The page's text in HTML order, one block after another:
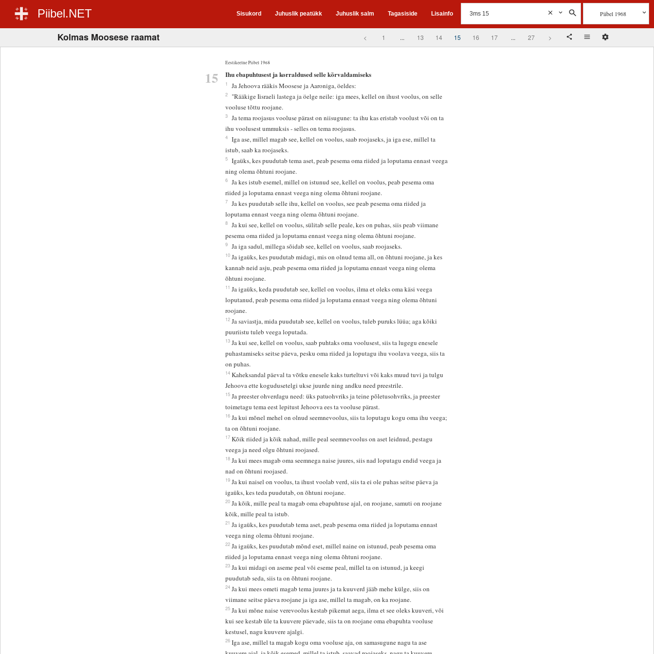
Piibel.NET Sisukord Juhuslik peatükk Juhuslik salm Tagasiside Lisainfo Piibel 1968
Kolmas Moosese raamat < 1 ... 13 14 15 16 17 ... 27 >
Eestikeelne Piibel 1968
15 Ihu ebapuhtusest ja korraldused selle kõrvaldamiseks
1 Ja Jehoova rääkis Moosese ja Aaroniga, öeldes:
2
"Rääkige Iisraeli lastega ja öelge neile: iga mees, kellel on ihust voolus, on selle
vooluse tõttu roojane.
3
Ja tema roojasus vooluse pärast on niisugune: ta ihu kas eristab voolust või on ta
ihu voolusest ummuksis - selles on tema roojasus.
4
Iga ase, millel magab see, kellel on voolus, saab roojaseks, ja iga ese, millel ta
istub, saab ka roojaseks.
5
Igaüks, kes puudutab tema aset, peab pesema oma riided ja loputama ennast veega
ning olema õhtuni roojane.
6
Ja kes istub esemel, millel on istunud see, kellel on voolus, peab pesema oma
riided ja loputama ennast veega ning olema õhtuni roojane.
7
Ja kes puudutab selle ihu, kellel on voolus, see peab pesema oma riided ja
loputama ennast veega ning olema õhtuni roojane.
8
Ja kui see, kellel on voolus, sülitab selle peale, kes on puhas, siis peab viimane
pesema oma riided ja loputama ennast veega ning olema õhtuni roojane.
9 Ja iga sadul, millega sõidab see, kellel on voolus, saab roojaseks.
10 Ja igaüks, kes puudutab midagi, mis on olnud tema all, on õhtuni roojane, ja kes
kannab neid asju, peab pesema oma riided ja loputama ennast veega ning olema
õhtuni roojane.
11 Ja igaüks, keda puudutab see, kellel on voolus, ilma et oleks oma käsi veega
loputanud, peab pesema oma riided ja loputama ennast veega ning olema õhtuni
roojane.
12 Ja saviastja, mida puudutab see, kellel on voolus, tuleb puruks lüüa; aga kõiki
puuriistu tuleb veega loputada.
13 Ja kui see, kellel on voolus, saab puhtaks oma voolusest, siis ta lugegu enesele
puhastamiseks seitse päeva, pesku oma riided ja loputagu ihu voolava veega, siis ta
on puhas.
14 Kaheksandal päeval ta võtku enesele kaks turteltuvi või kaks muud tuvi ja tulgu
Jehoova ette kogudusetelgi ukse juurde ning andku need preestrile.
15 Ja preester ohverdagu need: üks patuohvriks ja teine põletusohvriks, ja preester
toimetagu tema eest lepitust Jehoova ees ta vooluse pärast.
16 Ja kui mõnel mehel on olnud seemnevoolus, siis ta loputagu kogu oma ihu veega;
ta on õhtuni roojane.
17 Kõik riided ja kõik nahad, mille peal seemnevoolus on aset leidnud, pestagu
veega ja need olgu õhtuni roojased.
18 Ja kui mees magab oma seemnega naise juures, siis nad loputagu endid veega ja
nad on õhtuni roojased.
19 Ja kui naisel on voolus, ta ihust voolab verd, siis ta ei ole puhas seitse päeva ja
igaüks, kes teda puudutab, on õhtuni roojane.
20 Ja kõik, mille peal ta magab oma ebapuhtuse ajal, on roojane, samuti on roojane
kõik, mille peal ta istub.
21 Ja igaüks, kes puudutab tema aset, peab pesema oma riided ja loputama ennast
veega ning olema õhtuni roojane.
22 Ja igaüks, kes puudutab mõnd eset, millel naine on istunud, peab pesema oma
riided ja loputama ennast veega ning olema õhtuni roojane.
23 Ja kui midagi on aseme peal või eseme peal, millel ta on istunud, ja keegi
puudutab seda, siis ta on õhtuni roojane.
24 Ja kui mees ometi magab tema juures ja ta kuuverd jääb mehe külge, siis on
viimane seitse päeva roojane ja iga ase, millel ta magab, on ka roojane.
25 Ja kui mõne naise verevoolus kestab pikemat aega, ilma et see oleks kuuveri, või
kui see kestab üle ta kuuvere päevade, siis ta on roojane oma ebapuhta vooluse
kestusel, nagu kuuvere ajalgi.
26 Iga ase, millel ta magab kogu oma vooluse aja, on samasugune nagu ta ase